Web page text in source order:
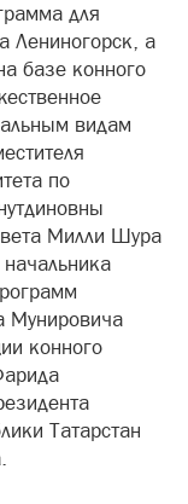
для
Лениногорск, а
базе конного
видам
по
Милли Шура
Мунировича
конного
Татарстан